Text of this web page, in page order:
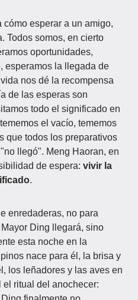
cómo esperar a un amigo,
Todos somos, en cierto
oportunidades,
esperamos la llegada de
nos dé la recompensa
de las esperas son
todo el significado en
el vacío, tememos
que todos los preparativos
llegó". Meng Haoran, en
de espera: vivir la
.
enredaderas, no para
Ding llegará, sino
esta noche en la
nace para él, la brisa y
los leñadores y las aves en
el ritual del anochecer: